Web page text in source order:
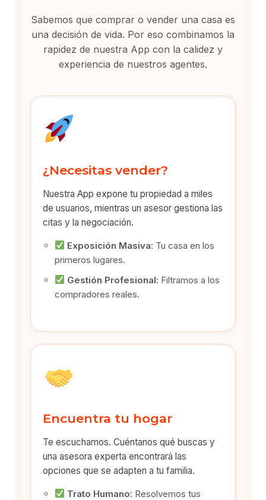
Sabemos que comprar o vender una casa es
una decisión de vida. Por eso combinamos la
rapidez de nuestra App con la calidez y
experiencia de nuestros agentes.
¿Necesitas vender?
Nuestra App expone tu propiedad a miles
de usuarios, mientras un asesor gestiona las
citas y la negociación.
Exposición Masiva: Tu casa en los
primeros lugares.
Gestión Profesional: Filtramos a los
compradores reales.
Encuentra tu hogar
Te escuchamos. Cuéntanos qué buscas y
una asesora experta encontrará las
opciones que se adapten a tu familia.
Trato Humano: Resolvemos tus